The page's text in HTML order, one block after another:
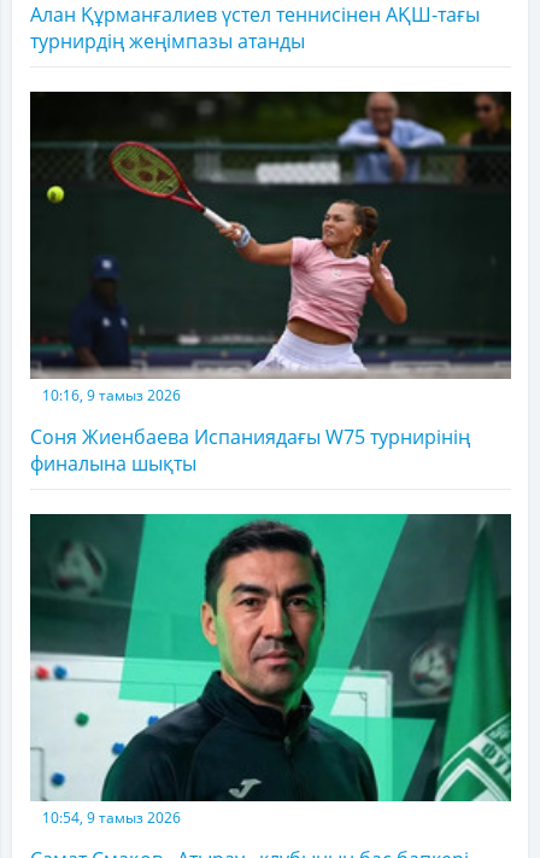
Алан Құрманғалиев үстел теннисінен АҚШ-тағы
турнирдің жеңімпазы атанды
10:16, 9 тамыз 2026
Соня Жиенбаева Испаниядағы W75 турнирінің
финалына шықты
10:54, 9 тамыз 2026